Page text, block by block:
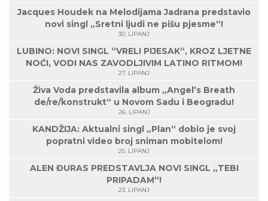
Jacques Houdek na Melodijama Jadrana predstavio
novi singl „Sretni ljudi ne pišu pjesme“!
30. LIPANJ
LUBINO: NOVI SINGL “VRELI PIJESAK“, KROZ LJETNE
NOĆI, VODI NAS ZAVODLJIVIM LATINO RITMOM!
27. LIPANJ
Živa Voda predstavila album „Angel’s Breath
de/re/konstrukt“ u Novom Sadu i Beogradu!
26. LIPANJ
KANDŽIJA: Aktualni singl „Plan“ dobio je svoj
popratni video broj sniman mobitelom!
25. LIPANJ
ALEN ĐURAS PREDSTAVLJA NOVI SINGL „TEBI
PRIPADAM“!
23. LIPANJ